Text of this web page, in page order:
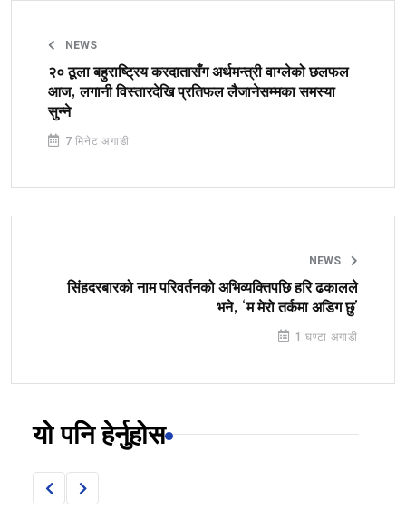
NEWS
२० ठूला बहुराष्ट्रिय करदातासँग अर्थमन्त्री वाग्लेको छलफल
आज, लगानी विस्तारदेखि प्रतिफल लैजानेसम्मका समस्या
सुन्ने
7 मिनेट अगाडी
NEWS
सिंहदरबारको नाम परिवर्तनको अभिव्यक्तिपछि हरि ढकालले
भने, ‘म मेरो तर्कमा अडिग छु’
1 घण्टा अगाडी
यो पनि हेर्नुहोस